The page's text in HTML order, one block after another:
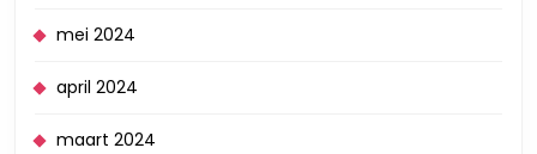
mei 2024
april 2024
maart 2024